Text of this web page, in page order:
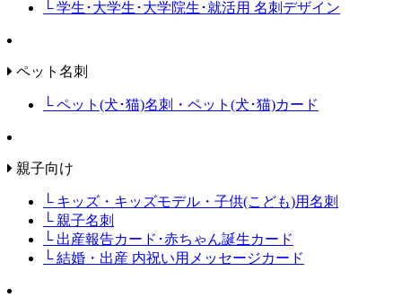
└ 学生･大学生･大学院生･就活用 名刺デザイン
ペット名刺
└ ペット(犬･猫)名刺・ペット(犬･猫)カード
親子向け
└ キッズ・キッズモデル・子供(こども)用名刺
└ 親子名刺
└ 出産報告カード･赤ちゃん誕生カード
└ 結婚・出産 内祝い用メッセージカード